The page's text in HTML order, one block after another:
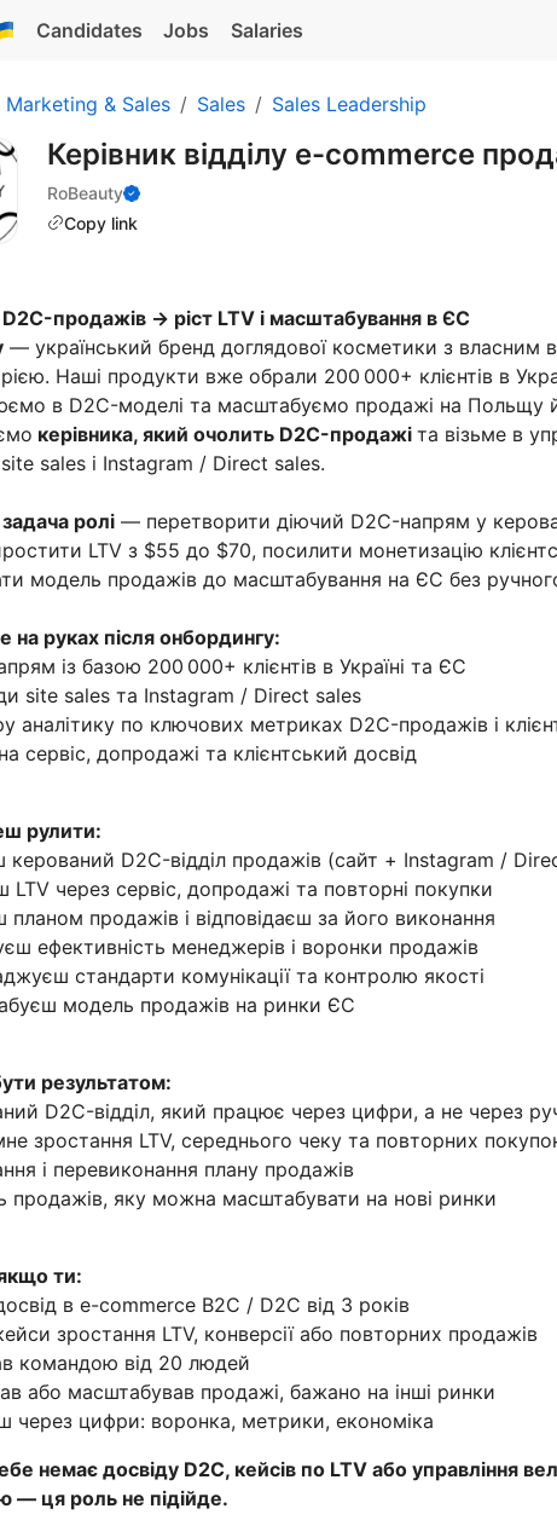
Candidates Jobs Salaries
Marketing & Sales Sales Sales Leadership
Керівник відділу e-commerce
RoBeauty
Copy link
D2C-продажів → ріст LTV і масштабування в ЄС
— український бренд доглядової косметики з власним
Наші продукти вже обрали 200 000+ клієнтів в
в D2C-моделі та масштабуємо продажі на Польщу
керівника, який очолить D2C-продажі та візьме в
sales і Instagram / Direct sales.
ролі — перетворити діючий D2C-напрям у
LTV з $55 до $70, посилити монетизацію
модель продажів до масштабування на ЄС без
на руках після онбордингу:
із базою 200 000+ клієнтів в Україні та ЄС
site sales та Instagram / Direct sales
аналітику по ключових метриках D2C-продажів і
сервіс, допродажі та клієнтський досвід
рулити:
керований D2C-відділ продажів (сайт + Instagram /
LTV через сервіс, допродажі та повторні покупки
планом продажів і відповідаєш за його виконання
ефективність менеджерів і воронки продажів
стандарти комунікації та контролю якості
модель продажів на ринки ЄС
результатом:
D2C-відділ, який працює через цифри, а не через
зростання LTV, середнього чеку та повторних
і перевиконання плану продажів
продажів, яку можна масштабувати на нові ринки
ти:
в e-commerce B2C / D2C від 3 років
зростання LTV, конверсії або повторних продажів
командою від 20 людей
або масштабував продажі, бажано на інші ринки
через цифри: воронка, метрики, економіка
немає досвіду D2C, кейсів по LTV або управління
— ця роль не підійде.